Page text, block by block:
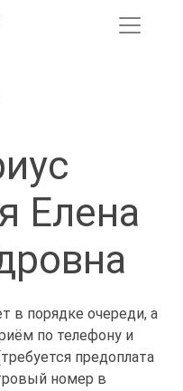
Елена
в порядке очереди, а
по телефону и
предоплата
номер в